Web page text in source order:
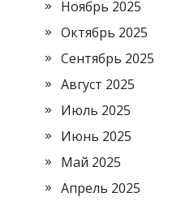
Ноябрь 2025
Октябрь 2025
Сентябрь 2025
Август 2025
Июль 2025
Июнь 2025
Май 2025
Апрель 2025